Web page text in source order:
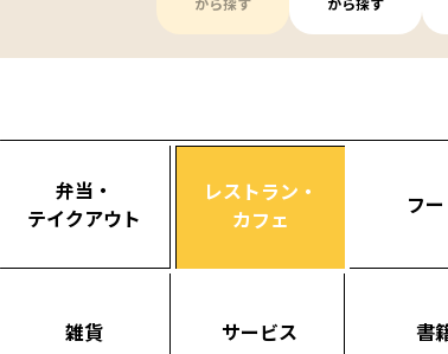
弁当・
テイクアウト
レストラン・
カフェ
フ
雑貨 サービス 書